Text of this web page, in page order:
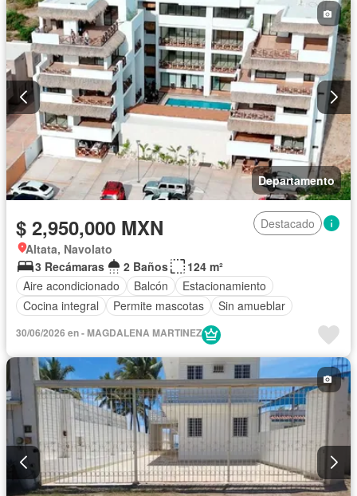
Departamento
$ 2,950,000 MXN
Destacado
Altata, Navolato
3 Recámaras
2 Baños
124 m²
Aire acondicionado
Balcón
Estacionamiento
Cocina integral
Permite mascotas Sin amueblar
30/06/2026 en - MAGDALENA MARTINEZ